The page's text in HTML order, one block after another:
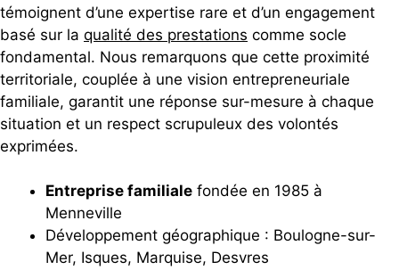
témoignent d’une expertise rare et d’un engagement
basé sur la qualité des prestations comme socle
fondamental. Nous remarquons que cette proximité
territoriale, couplée à une vision entrepreneuriale
familiale, garantit une réponse sur-mesure à chaque
situation et un respect scrupuleux des volontés
exprimées.
Entreprise familiale fondée en 1985 à
Menneville
Développement géographique : Boulogne-sur-
Mer, Isques, Marquise, Desvres